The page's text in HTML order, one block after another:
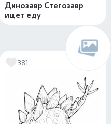
Динозавр Стегозавр
ищет еду
381